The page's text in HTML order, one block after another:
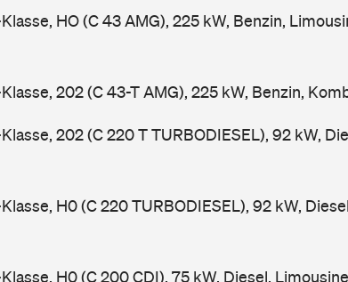
HO (C 43 AMG), 225 kW, Benzin,
202 (C 43-T AMG), 225 kW, Benzin,
202 (C 220 T TURBODIESEL), 92 kW,
H0 (C 220 TURBODIESEL), 92 kW,
H0 (C 200 CDI), 75 kW, Diesel,